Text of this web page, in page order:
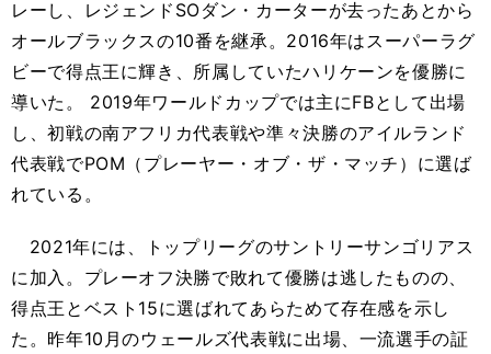
レーし、レジェンドSOダン・カーターが去ったあとから
オールブラックスの10番を継承。2016年はスーパーラグ
ビーで得点王に輝き、所属していたハリケーンを優勝に
導いた。 2019年ワールドカップでは主にFBとして出場
し、初戦の南アフリカ代表戦や準々決勝のアイルランド
代表戦でPOM（プレーヤー・オブ・ザ・マッチ）に選ば
れている。
2021年には、トップリーグのサントリーサンゴリアス
に加入。プレーオフ決勝で敗れて優勝は逃したものの、
得点王とベスト15に選ばれてあらためて存在感を示し
た。昨年10月のウェールズ代表戦に出場、一流選手の証